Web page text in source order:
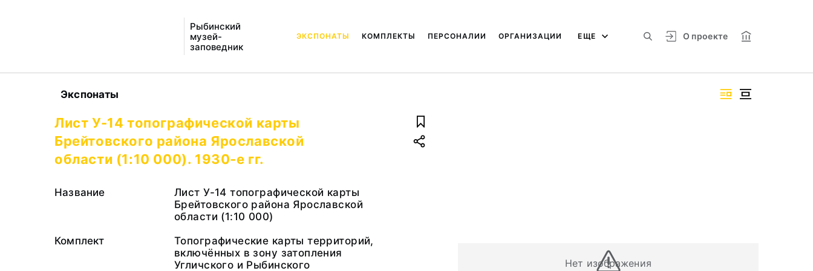
Рыбинский
музей-
заповедник
О проекте
ЭКСПОНАТЫ КОМПЛЕКТЫ ПЕРСОНАЛИИ ОРГАНИЗАЦИИ ЕЩЕ
Экспонаты
Нет изображения
Лист У-14 топографической карты
Брейтовского района Ярославской
области (1:10 000). 1930-е гг.
Название
Лист У-14 топографической карты
Брейтовского района Ярославской
области (1:10 000)
Комплект
Топографические карты территорий,
включённых в зону затопления
Угличского и Рыбинского